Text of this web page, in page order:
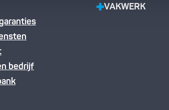
VAKWERK
bedrijf